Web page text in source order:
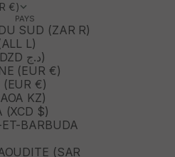
€)
PAYS
SUD (ZAR R)
L)
ALGÉRIE (DZD د.ج)
(EUR €)
(EUR €)
KZ)
(XCD $)
BARBUDA
(SAR